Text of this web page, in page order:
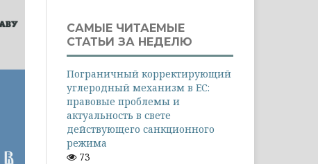
САМЫЕ ЧИТАЕМЫЕ
СТАТЬИ ЗА НЕДЕЛЮ
Пограничный корректирующий
углеродный механизм в ЕС:
правовые проблемы и
актуальность в свете
действующего санкционного
режима
73